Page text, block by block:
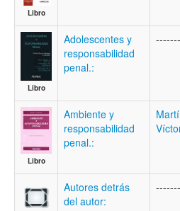
Libro
Libro
Adolescentes y
responsabilidad
penal.:
Libro
Ambiente y
responsabilidad
penal.:
Autores detrás
del autor: